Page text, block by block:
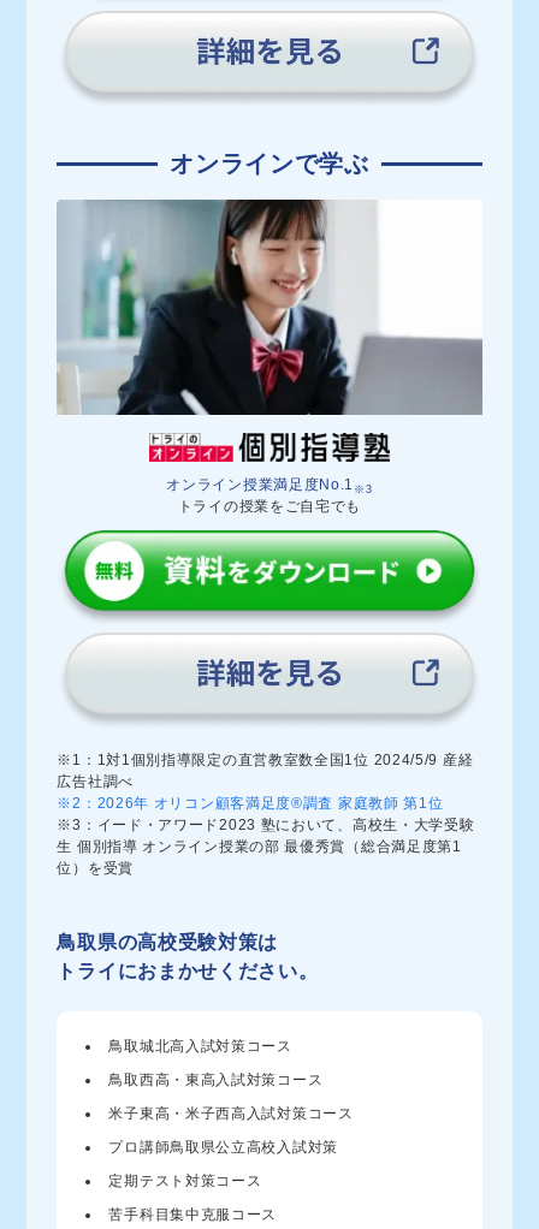
オンラインで学ぶ
オンライン授業満足度No.1 ※3
トライの授業をご自宅でも
※1：1対1個別指導限定の直営教室数全国1位 2024/5/9 産経
広告社調べ
※2：2026年 オリコン顧客満足度®調査 家庭教師 第1位
※3：イード・アワード2023 塾において、高校生・大学受験
生 個別指導 オンライン授業の部 最優秀賞（総合満足度第1
位）を受賞
鳥取県の高校受験対策は
トライにおまかせください。
鳥取城北高入試対策コース
鳥取西高・東高入試対策コース
米子東高・米子西高入試対策コース
プロ講師鳥取県公立高校入試対策
定期テスト対策コース
苦手科目集中克服コース